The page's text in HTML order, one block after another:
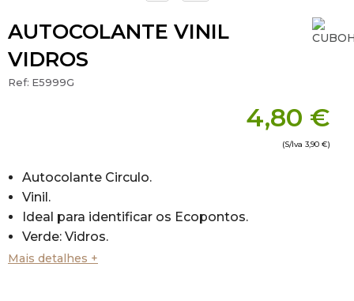
AUTOCOLANTE VINIL
VIDROS
Ref: E5999G
4,80 €
(S/Iva 3,90 €)
Autocolante Circulo.
Vinil.
Ideal para identificar os Ecopontos.
Verde: Vidros.
Diâmetro: +-11.5cm
Mais detalhes +